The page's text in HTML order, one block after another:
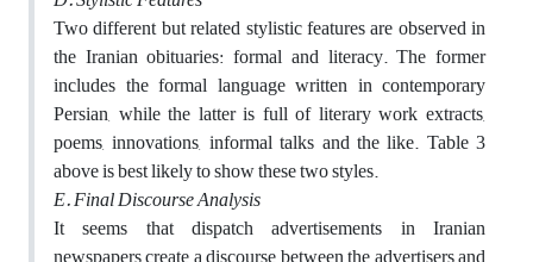
Two different but related stylistic features are observed in
the Iranian obituaries: formal and literacy. The former
includes the formal language written in contemporary
Persian, while the latter is full of literary work extracts,
poems, innovations, informal talks and the like. Table 3
above is best likely to show these two styles.
E.Final Discourse Analysis
It seems that dispatch advertisements in Iranian